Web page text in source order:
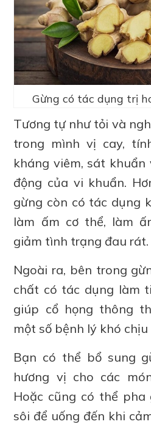
Gừng có tác dụng trị
Tương tự như tỏi và
trong mình vị cay,
kháng viêm, sát
động của vi khuẩn.
gừng còn có tác dụng
làm ấm cơ thể, làm
giảm tình trạng đau rát.
Ngoài ra, bên trong
chất có tác dụng làm
giúp cổ họng thông
một số bệnh lý khó chịu
Bạn có thể bổ sung
hương vị cho các
Hoặc cũng có thể pha
sôi để uống đến khi